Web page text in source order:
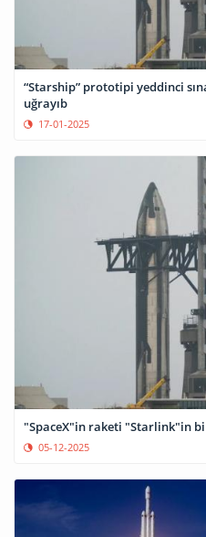
“Starship” prototipi yeddinci
uğrayıb
17-01-2025
"SpaceX"in raketi "Starlink"in
05-12-2025